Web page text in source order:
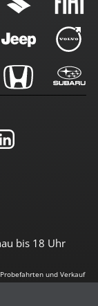
bis 18 Uhr
und Verkauf